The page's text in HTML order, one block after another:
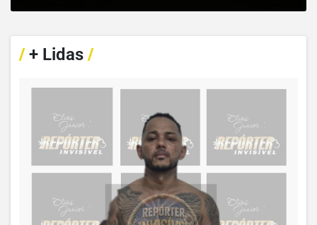
/+ Lidas /